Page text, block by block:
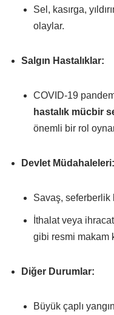
Sel, kasırga,
olaylar.
Salgın Hastalıklar:
COVID-19
hastalık mücbir
önemli bir rol
Devlet Müdahaleleri:
Savaş, seferberlik
İthalat veya
gibi resmi makam
Diğer Durumlar:
Büyük çaplı